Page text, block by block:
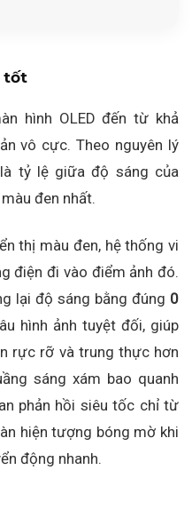
tốt
hình OLED đến từ khả
vô cực. Theo nguyên lý
tỷ lệ giữa độ sáng của
đen nhất.
thị màu đen, hệ thống vi
điện đi vào điểm ảnh đó.
lại độ sáng bằng đúng 0
hình ảnh tuyệt đối, giúp
rực rỡ và trung thực hơn
sáng xám bao quanh
phản hồi siêu tốc chỉ từ
hiện tượng bóng mờ khi
động nhanh.